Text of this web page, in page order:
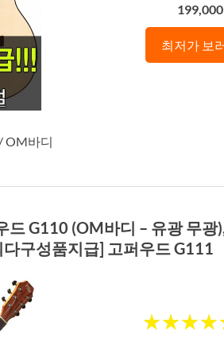
최저가 보
OM바디
드 G110 (OM바디 – 유광 무광
구성품지급] 고퍼우드 G111
★★★★
★★★★